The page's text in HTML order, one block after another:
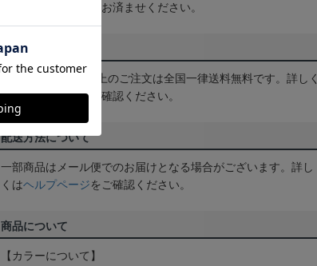
めにご購入手続きをお済ませください。
送料について
3,980円（税込）以上のご注文は全国一律送料無料です。詳しく
はヘルプページをご確認ください。
配送方法について
一部商品はメール便でのお届けとなる場合がございます。詳し
くはヘルプページをご確認ください。
商品について
【カラーについて】